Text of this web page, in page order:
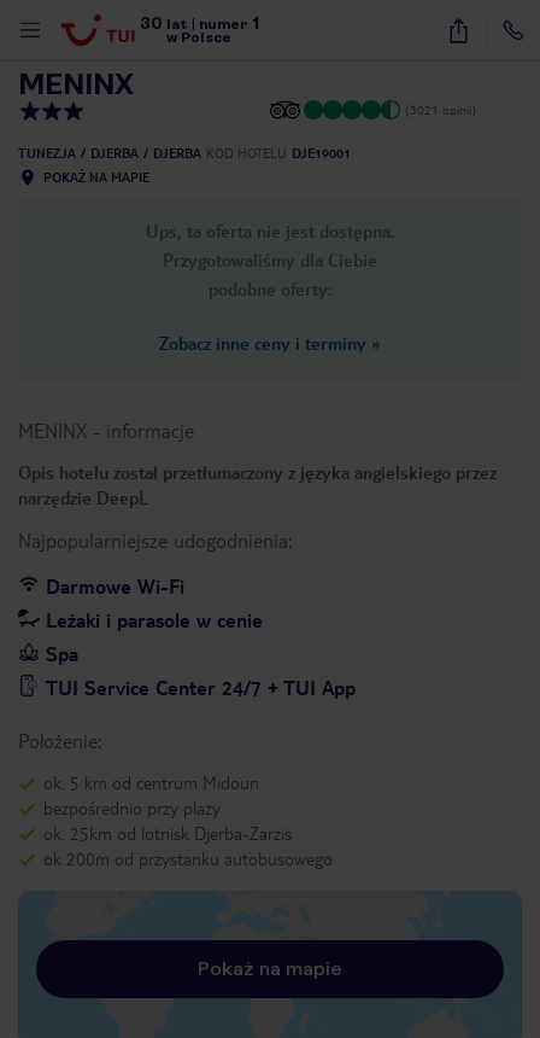
30 lat numer 1
w Polsce
16
MENINX
(3021 opinii)
TUNEZJA DJERBA DJERBA KOD HOTELU DJE19001
POKAŻ NA MAPIE
Ups, ta oferta nie jest dostępna.
Przygotowaliśmy dla Ciebie
podobne oferty:
Zobacz inne ceny i terminy »
MENINX - informacje
Opis hotelu został przetłumaczony z języka angielskiego przez
narzędzie DeepL
Najpopularniejsze udogodnienia:
Darmowe Wi-Fi
Leżaki i parasole w cenie
Spa
TUI Service Center 24/7 + TUI App
Położenie:
ok. 5 km od centrum Midoun
bezpośrednio przy plaży
ok. 25km od lotnisk Djerba-Zarzis
ok 200m od przystanku autobusowego
Pokaż na mapie